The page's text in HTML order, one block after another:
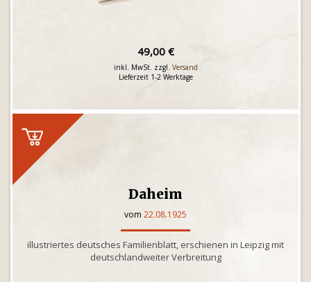
49,00 €
inkl. MwSt. zzgl. Versand
Lieferzeit 1-2 Werktage
Daheim
vom 22.08.1925
illustriertes deutsches Familienblatt, erschienen in Leipzig mit
deutschlandweiter Verbreitung